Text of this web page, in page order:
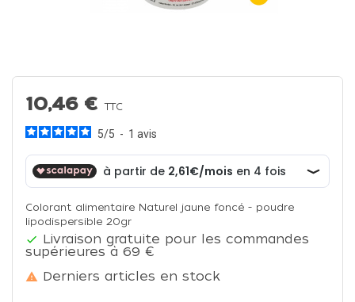
10,46 €TTC
5/5 - 1 avis
Colorant alimentaire Naturel jaune foncé - poudre
lipodispersible 20gr
 Livraison gratuite pour les commandes
supérieures à 69 €
 Derniers articles en stock